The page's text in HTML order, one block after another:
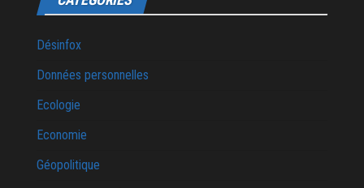
Désinfox
Données personnelles
Ecologie
Economie
Géopolitique